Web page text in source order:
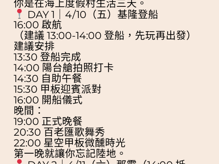
你是在海上度假村生活三天。
DAY 1｜4/10（五）基隆登船
16:00 啟航
（建議 13:00-14:00 登船，先玩再出發）
建議安排
13:30 登船完成
14:00 陽台艙拍照打卡
14:30 自助午餐
15:30 甲板迎賓派對
16:00 開船儀式
晚間：
19:00 正式晚餐
20:30 百老匯歌舞秀
22:00 星空甲板微醺時光
第一晚就讓你忘記陸地。